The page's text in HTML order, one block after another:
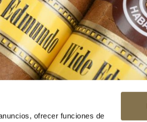
ofrecer funciones de